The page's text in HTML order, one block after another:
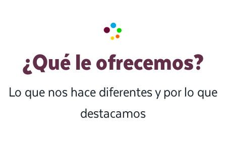
¿Qué le ofrecemos?
Lo que nos hace diferentes y por lo que
destacamos